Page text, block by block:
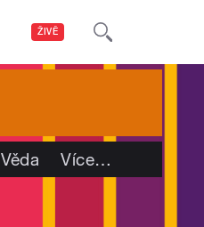
ŽIVĚ
Věda Více…